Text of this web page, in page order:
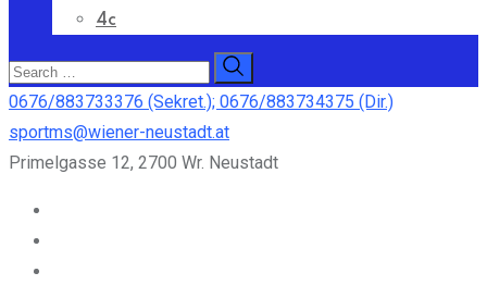
4c
0676/883733376 (Sekret.); 0676/883734375 (Dir.)
sportms@wiener-neustadt.at
Primelgasse 12, 2700 Wr. Neustadt